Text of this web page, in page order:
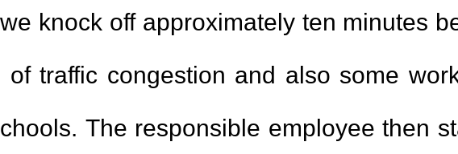
knock off approximately ten minutes
traffic congestion and also some
The responsible employee then